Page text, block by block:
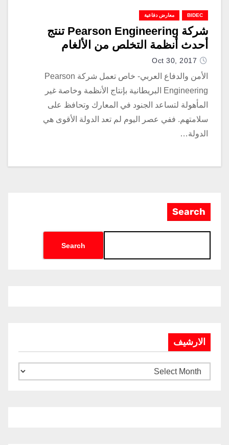
BIDEC معارض دفاعية
شركة Pearson Engineering تنتج
أحدث أنظمة التخلص من الألغام
Oct 30, 2017
الأمن والدفاع العربي- خاص تعمل شركة Pearson
Engineering البريطانية بإنتاج الأنظمة وخاصة غير
المأهولة لتساعد الجنود في المعارك وتحافظ على
سلامتهم. ففي عصر اليوم لم تعد الدولة الأقوى هي
الدولة…
Search
Search
الارشيف